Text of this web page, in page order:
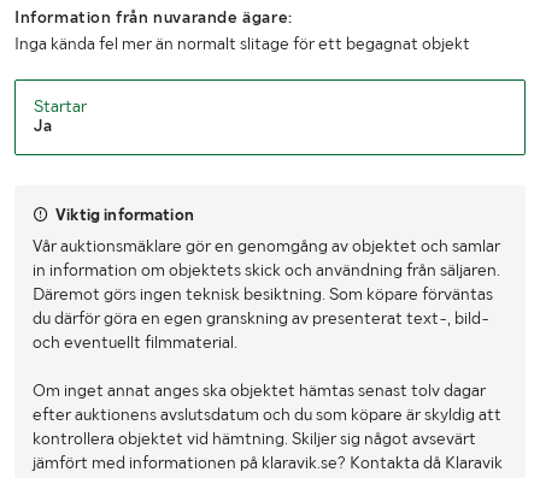
LASTHJÄLPSINFORMATION:
Information från nuvarande ägare:
Inga kända fel mer än normalt slitage för ett begagnat objekt
Startar
Ja
Viktig information
Vår auktionsmäklare gör en genomgång av objektet och samlar
in information om objektets skick och användning från säljaren.
Däremot görs ingen teknisk besiktning. Som köpare förväntas
du därför göra en egen granskning av presenterat text-, bild-
och eventuellt filmmaterial.
Om inget annat anges ska objektet hämtas senast tolv dagar
efter auktionens avslutsdatum och du som köpare är skyldig att
kontrollera objektet vid hämtning. Skiljer sig något avsevärt
jämfört med informationen på klaravik.se? Kontakta då Klaravik